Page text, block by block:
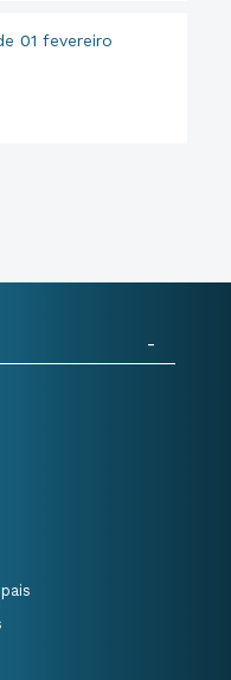
01 fevereiro